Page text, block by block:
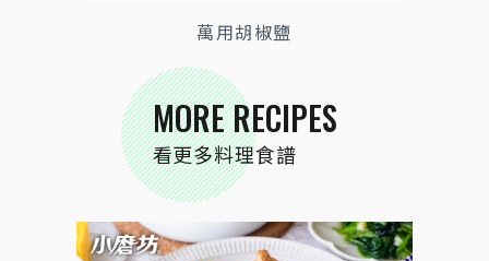
萬用胡椒鹽
MORE RECIPES
看更多料理食譜